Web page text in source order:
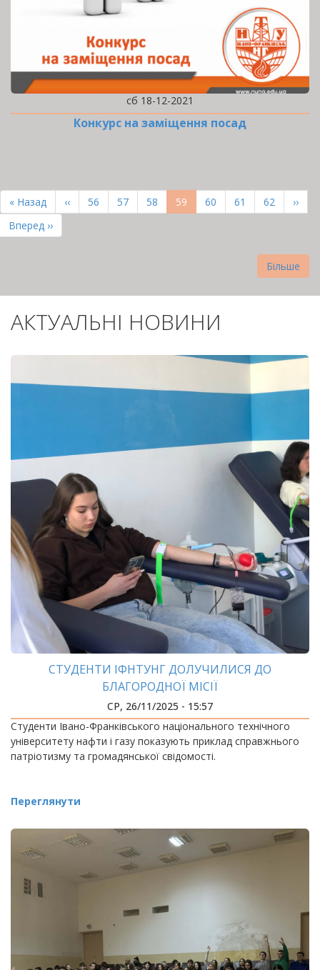
сб 18-12-2021
Конкурс на заміщення посад
НА
СТОРІНКИ
Перша
сторінка
« Назад
Попередня
сторінка
‹‹ Page
56 Page
57 Page
58
Поточна
сторінка
59 Page
60 Page
61 Page
62
››
Остання
сторінка
Вперед ››
Більше
АКТУАЛЬНІ НОВИНИ
СТУДЕНТИ ІФНТУНГ ДОЛУЧИЛИСЯ ДО
БЛАГОРОДНОЇ МІСІЇ
СР, 26/11/2025 - 15:57
Студенти Івано-Франківського національного технічного
університету нафти і газу показують приклад справжнього
патріотизму та громадянської свідомості.
Переглянути